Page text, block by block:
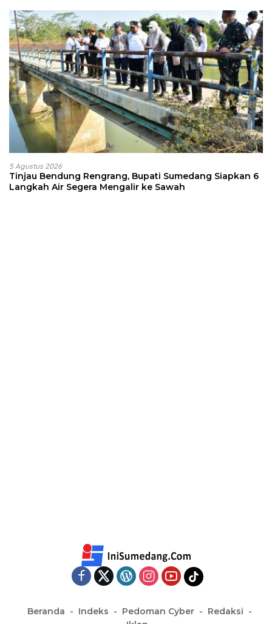
5 Agustus 2026
Tinjau Bendung Rengrang, Bupati Sumedang Siapkan 6
Langkah Air Segera Mengalir ke Sawah
Beranda Indeks Pedoman Cyber
Redaksi